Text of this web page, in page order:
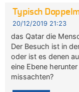
Typisch
20/12/2019 21:23
das Qatar die
Der Besuch ist in
oder ist es denen
eine Ebene
missachten?